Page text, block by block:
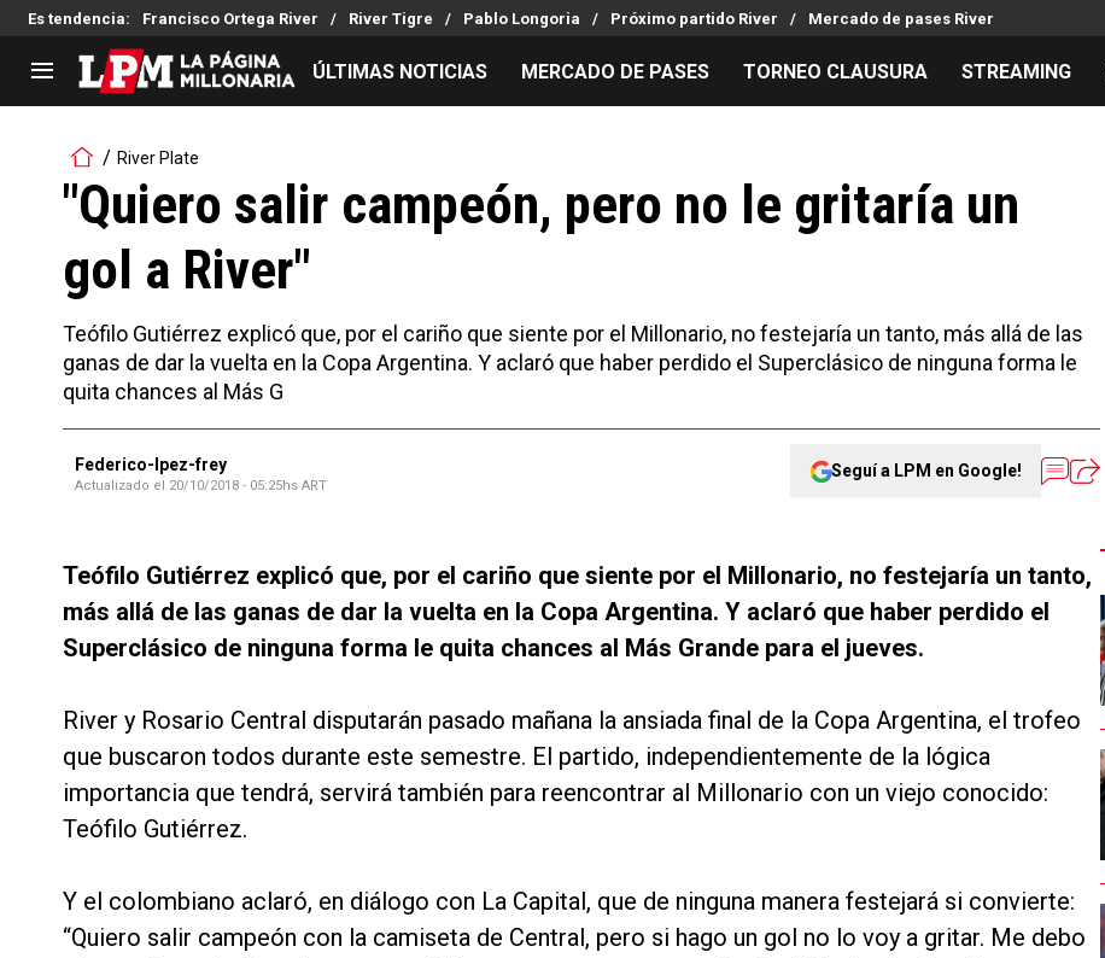
Es tendencia: Francisco Ortega River River Tigre Pablo Longoria Próximo partido River Mercado de pases River
LIGA PROFESIONAL
Noticias
Tabla de posiciones
Fixture
Reserva
Copa Sudamericana
Copa Argentina
Selección Argentina
Análisis tácticos
Streaming
Entradas
ÚLTIMAS NOTICIAS MERCADO DE PASES TORNEO CLAUSURA STREAMING
River Plate
"Quiero salir campeón, pero no le gritaría un
gol a River"
Teófilo Gutiérrez explicó que, por el cariño que siente por el Millonario, no festejaría un tanto, más allá de las
ganas de dar la vuelta en la Copa Argentina. Y aclaró que haber perdido el Superclásico de ninguna forma le
quita chances al Más G
Federico-lpez-frey
Actualizado el 20/10/2018 - 05:25hs ART
Seguí a LPM en Google!
Teófilo Gutiérrez explicó que, por el cariño que siente por el Millonario, no festejaría un tanto,
más allá de las ganas de dar la vuelta en la Copa Argentina. Y aclaró que haber perdido el
Superclásico de ninguna forma le quita chances al Más Grande para el jueves.
River y Rosario Central disputarán pasado mañana la ansiada final de la Copa Argentina, el trofeo
que buscaron todos durante este semestre. El partido, independientemente de la lógica
importancia que tendrá, servirá también para reencontrar al Millonario con un viejo conocido:
Teófilo Gutiérrez.
Y el colombiano aclaró, en diálogo con La Capital, que de ninguna manera festejará si convierte:
“Quiero salir campeón con la camiseta de Central, pero si hago un gol no lo voy a gritar. Me debo